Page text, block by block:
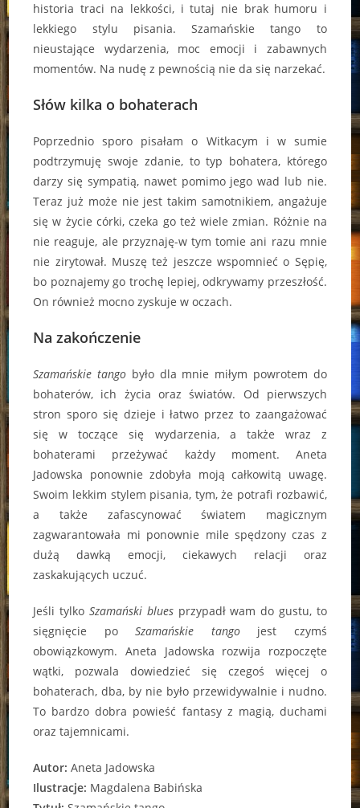
historia traci na lekkości, i tutaj nie brak humoru i
lekkiego stylu pisania. Szamańskie tango to
nieustające wydarzenia, moc emocji i zabawnych
momentów. Na nudę z pewnością nie da się narzekać.
Słów kilka o bohaterach
Poprzednio sporo pisałam o Witkacym i w sumie
podtrzymuję swoje zdanie, to typ bohatera, którego
darzy się sympatią, nawet pomimo jego wad lub nie.
Teraz już może nie jest takim samotnikiem, angażuje
się w życie córki, czeka go też wiele zmian. Różnie na
nie reaguje, ale przyznaję-w tym tomie ani razu mnie
nie zirytował. Muszę też jeszcze wspomnieć o Sępię,
bo poznajemy go trochę lepiej, odkrywamy przeszłość.
On również mocno zyskuje w oczach.
Na zakończenie
Szamańskie tango było dla mnie miłym powrotem do
bohaterów, ich życia oraz światów. Od pierwszych
stron sporo się dzieje i łatwo przez to zaangażować
się w toczące się wydarzenia, a także wraz z
bohaterami przeżywać każdy moment. Aneta
Jadowska ponownie zdobyła moją całkowitą uwagę.
Swoim lekkim stylem pisania, tym, że potrafi rozbawić,
a także zafascynować światem magicznym
zagwarantowała mi ponownie mile spędzony czas z
dużą dawką emocji, ciekawych relacji oraz
zaskakujących uczuć.
Jeśli tylko Szamański bluesprzypadł wam do gustu, to
sięgnięcie poSzamańskie tangojest czymś
obowiązkowym. Aneta Jadowska rozwija rozpoczęte
wątki, pozwala dowiedzieć się czegoś więcej o
bohaterach, dba, by nie było przewidywalnie i nudno.
To bardzo dobra powieść fantasy z magią, duchami
oraz tajemnicami.
Autor: Aneta Jadowska
Ilustracje: Magdalena Babińska